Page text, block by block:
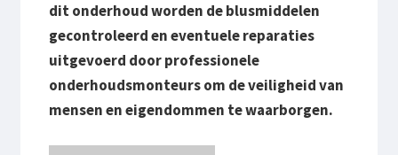
dit onderhoud worden de blusmiddelen
gecontroleerd en eventuele reparaties
uitgevoerd door professionele
onderhoudsmonteurs om de veiligheid van
mensen en eigendommen te waarborgen.